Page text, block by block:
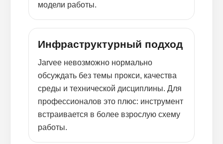
модели работы.
Инфраструктурный подход
Jarvee невозможно нормально
обсуждать без темы прокси, качества
среды и технической дисциплины. Для
профессионалов это плюс: инструмент
встраивается в более взрослую схему
работы.